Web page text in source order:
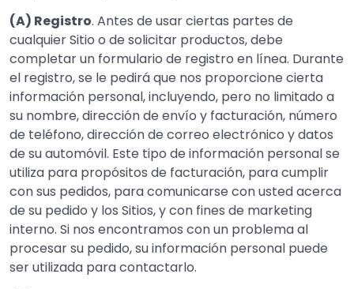
(A) Registro. Antes de usar ciertas partes de
cualquier Sitio o de solicitar productos, debe
completar un formulario de registro en línea. Durante
el registro, se le pedirá que nos proporcione cierta
información personal, incluyendo, pero no limitado a
su nombre, dirección de envío y facturación, número
de teléfono, dirección de correo electrónico y datos
de su automóvil. Este tipo de información personal se
utiliza para propósitos de facturación, para cumplir
con sus pedidos, para comunicarse con usted acerca
de su pedido y los Sitios, y con fines de marketing
interno. Si nos encontramos con un problema al
procesar su pedido, su información personal puede
ser utilizada para contactarlo.